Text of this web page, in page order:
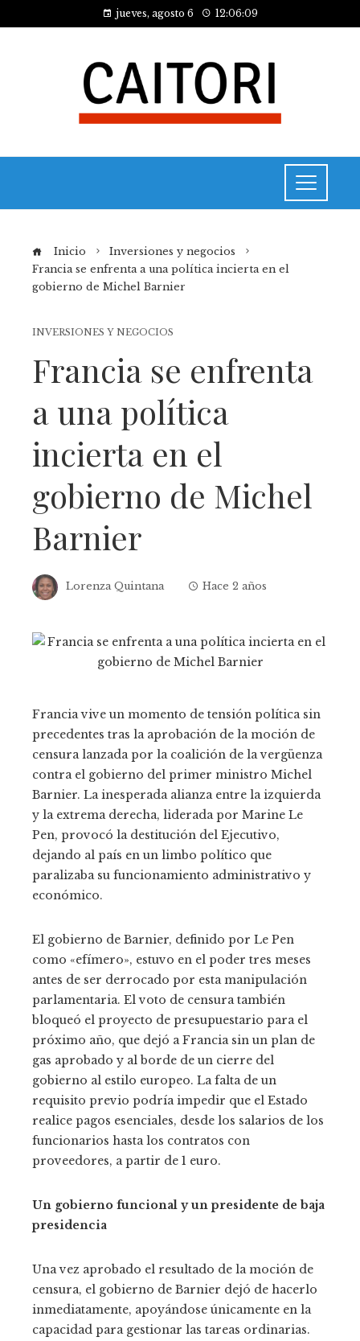
jueves, agosto 6 12:06:10
Inicio
Inversiones y negocios
Francia se enfrenta a una política incierta en el
gobierno de Michel Barnier
INVERSIONES Y NEGOCIOS
Francia se enfrenta
a una política
incierta en el
gobierno de Michel
Barnier
Lorenza Quintana Hace 2 años
Francia vive un momento de tensión política sin
precedentes tras la aprobación de la moción de
censura lanzada por la coalición de la vergüenza
contra el gobierno del primer ministro Michel
Barnier. La inesperada alianza entre la izquierda
y la extrema derecha, liderada por Marine Le
Pen, provocó la destitución del Ejecutivo,
dejando al país en un limbo político que
paralizaba su funcionamiento administrativo y
económico.
El gobierno de Barnier, definido por Le Pen
como «efímero», estuvo en el poder tres meses
antes de ser derrocado por esta manipulación
parlamentaria. El voto de censura también
bloqueó el proyecto de presupuestario para el
próximo año, que dejó a Francia sin un plan de
gas aprobado y al borde de un cierre del
gobierno al estilo europeo. La falta de un
requisito previo podría impedir que el Estado
realice pagos esenciales, desde los salarios de los
funcionarios hasta los contratos con
proveedores, a partir de 1 euro.
Un gobierno funcional y un presidente de baja
presidencia
Una vez aprobado el resultado de la moción de
censura, el gobierno de Barnier dejó de hacerlo
inmediatamente, apoyándose únicamente en la
capacidad para gestionar las tareas ordinarias.